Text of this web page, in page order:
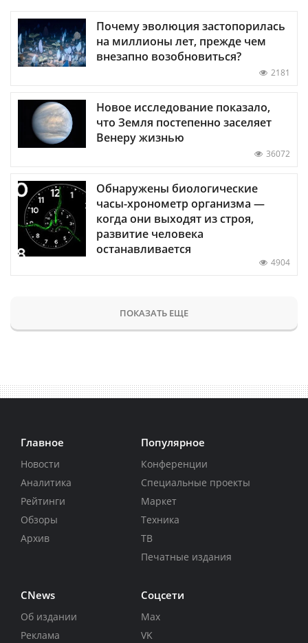
Почему эволюция застопорилась
на миллионы лет, прежде чем
внезапно возобновиться?
2181
Новое исследование показало,
что Земля постепенно заселяет
Венеру жизнью
36072
Обнаружены биологические
часы-хронометр организма —
когда они выходят из строя,
развитие человека
останавливается
4904
ПОКАЗАТЬ ЕЩЕ
Главное
Новости
Аналитика
Рейтинги
Обзоры
Архив
Популярное
Конференции
Специальные проекты
Маркет
Техника
ТВ
Печатные издания
CNews
Об издании
Реклама
Соцсети
Max
VK